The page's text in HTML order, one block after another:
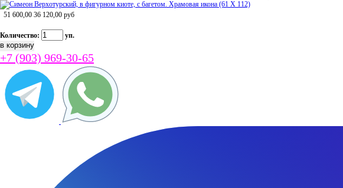
51 600,00 36 120,00 руб
Количество: уп.
+7 (903) 969-30-65